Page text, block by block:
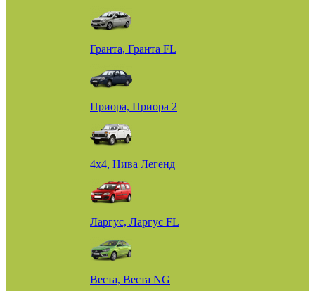
Гранта, Гранта FL
Приора, Приора 2
4х4, Нива Легенд
Ларгус, Ларгус FL
Веста, Веста NG